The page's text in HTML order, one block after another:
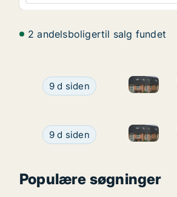
2 andelsboligertil salg fundet
Ca. 75 m2 andelsbolig til
9 d siden Ca. 75
Ca. 75 m2 andelsbolig til
9 d siden Ca. 75
Populære søgninger